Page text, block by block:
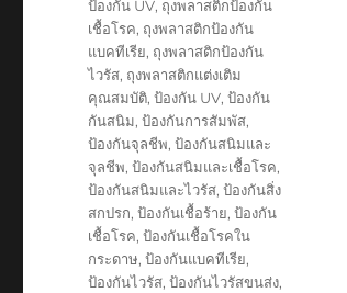
ป้องกัน UV, ถุงพลาสติกป้องกัน
เชื้อโรค, ถุงพลาสติกป้องกัน
แบคทีเรีย, ถุงพลาสติกป้องกัน
ไวรัส, ถุงพลาสติกแต่งเติม
คุณสมบัติ,ป้องกัน UV,ป้องกัน
กันสนิม,ป้องกันการสัมพัส,
ป้องกันจุลชีพ,ป้องกันสนิมและ
จุลชีพ,ป้องกันสนิมและเชื้อโรค,
ป้องกันสนิมและไวรัส,ป้องกันสิ่ง
สกปรก,ป้องกันเชื้อร้าย,ป้องกัน
เชื้อโรค,ป้องกันเชื้อโรคใน
กระดาษ,ป้องกันแบคทีเรีย,
ป้องกันไวรัส,ป้องกันไวรัสขนส่ง,